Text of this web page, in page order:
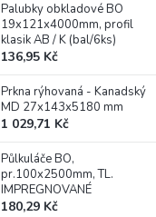
Palubky obkladové BO
19x121x4000mm, profil
klasik AB / K (bal/6ks)
136,95 Kč
Prkna rýhovaná - Kanadský
MD 27x143x5180 mm
1 029,71 Kč
Půlkuláče BO,
pr.100x2500mm, TL.
IMPREGNOVANÉ
180,29 Kč